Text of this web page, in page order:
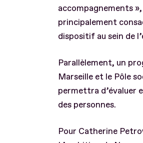
accompagnements
principalement
dispositif au sein de
Parallèlement, un
Marseille et le Pôle
permettra d’évaluer
des personnes.
Pour Catherine